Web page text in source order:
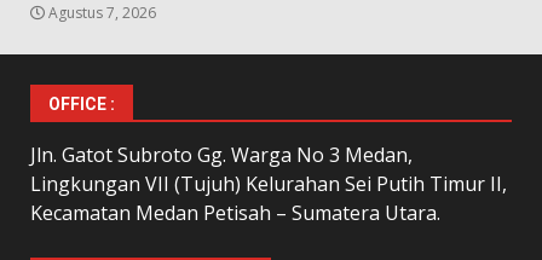
Agustus 7, 2026
OFFICE :
Jln. Gatot Subroto Gg. Warga No 3 Medan,
Lingkungan VII (Tujuh) Kelurahan Sei Putih Timur II,
Kecamatan Medan Petisah – Sumatera Utara.